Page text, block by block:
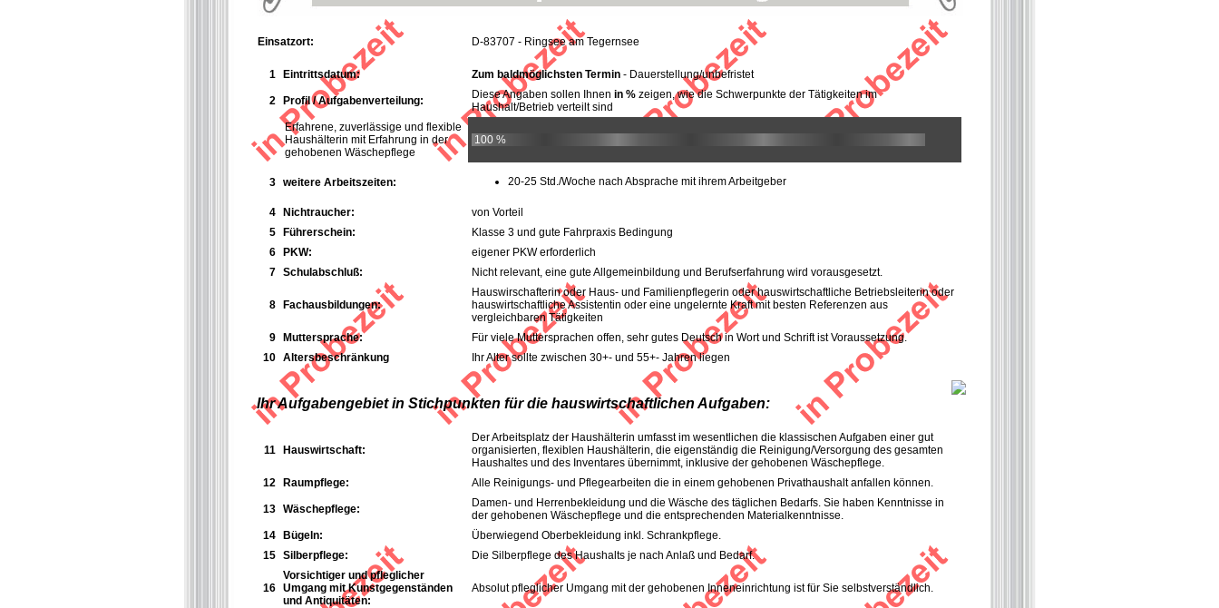
Einsatzort: D-83707 - Ringsee am Tegernsee
1 Eintrittsdatum: Zum baldmöglichsten Termin- Dauerstellung/unbefristet
2 Profil / Aufgabenverteilung: Diese Angaben sollen Ihnen in %zeigen, wie die Schwerpunkte der Tätigkeiten im
Haushalt/Betrieb verteilt sind
Erfahrene, zuverlässige und flexible
Haushälterin mit Erfahrung in der
gehobenen Wäschepflege
100 %
3 weitere Arbeitszeiten: 20-25 Std./Woche nach Absprache mit ihrem Arbeitgeber
4 Nichtraucher:
von Vorteil
5
Führerschein:
Klasse 3 und gute Fahrpraxis Bedingung
6
PKW:
eigener PKW erforderlich
7
Schulabschluß: Nicht relevant, eine gute Allgemeinbildung und Berufserfahrung wird vorausgesetzt.
8 Fachausbildungen:
Hauswirschafterin oder Haus- und Familienpflegerin oder hauswirtschaftliche Betriebsleiterin oder
hauswirtschaftliche Assistentin oder eine ungelernte Kraft mit besten Referenzen aus
vergleichbaren Tätigkeiten
9
Muttersprache:
Für viele Muttersprachen offen, sehr gutes Deutsch in Wort und Schrift ist Voraussetzung.
10
Altersbeschränkung Ihr Alter sollte zwischen 30+- und 55+- Jahren liegen
Ihr Aufgabengebiet in Stichpunkten für die hauswirtschaftlichen Aufgaben:
11 Hauswirtschaft:
Der Arbeitsplatz der Haushälterin umfasst im wesentlichen die klassischen Aufgaben einer gut
organisierten, flexiblen Haushälterin, die eigenständig die Reinigung/Versorgung des gesamten
Haushaltes und des Inventares übernimmt, inklusive der gehobenen Wäschepflege.
12
Raumpflege: Alle Reinigungs- und Pflegearbeiten die in einem gehobenen Privathaushalt anfallen können.
13 Wäschepflege:
Damen- und Herrenbekleidung und die Wäsche des täglichen Bedarfs. Sie haben Kenntnisse in
der gehobenen Wäschepflege und die entsprechenden Materialkenntnisse.
14
Bügeln:
Überwiegend Oberbekleidung inkl. Schrankpflege.
15
Silberpflege: Die Silberpflege des Haushalts je nach Anlaß und Bedarf.
16
Vorsichtiger und pfleglicher
Umgang mit Kunstgegenständen
und Antiquitäten:
Absolut pfleglicher Umgang mit der gehobenen Inneneinrichtung ist für Sie selbstverständlich.